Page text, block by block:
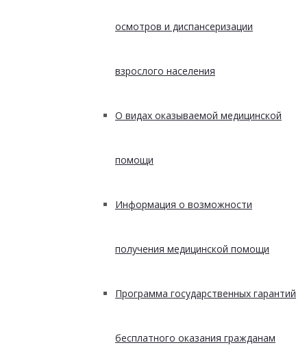
осмотров и диспансеризации
взрослого населения
О видах оказываемой медицинской
помощи
Информация о возможности
получения медицинской помощи
Программа государственных гарантий
бесплатного оказания гражданам